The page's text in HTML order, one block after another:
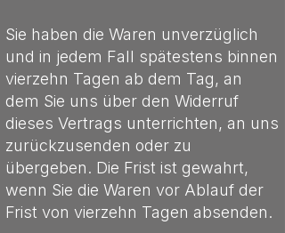
Sie haben die Waren unverzüglich
und in jedem Fall spätestens binnen
vierzehn Tagen ab dem Tag, an
dem Sie uns über den Widerruf
dieses Vertrags unterrichten, an uns
zurückzusenden oder zu
übergeben. Die Frist ist gewahrt,
wenn Sie die Waren vor Ablauf der
Frist von vierzehn Tagen absenden.